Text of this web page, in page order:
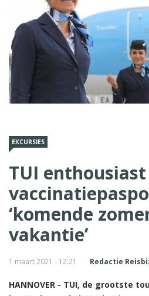
EXCURSIES
TUI enthousiast
‘komende
vakantie’
1 maart 2021 - 12:21 Redactie
HANNOVER - TUI, de grootste